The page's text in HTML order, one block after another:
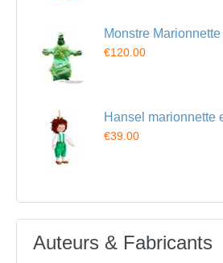
Monstre
€120.00
Hansel marionnette
€39.00
Auteurs & Fabricants